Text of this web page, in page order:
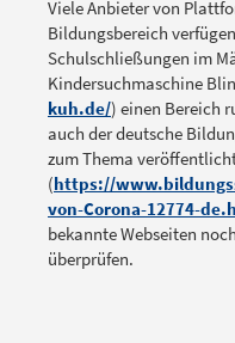
Viele Anbieter von
Bildungsbereich
Schulschließungen im
Kindersuchmaschine
kuh.de/) einen Bereich
auch der deutsche
zum Thema
(https://
von-Corona-12774-
bekannte Webseiten
überprüfen.